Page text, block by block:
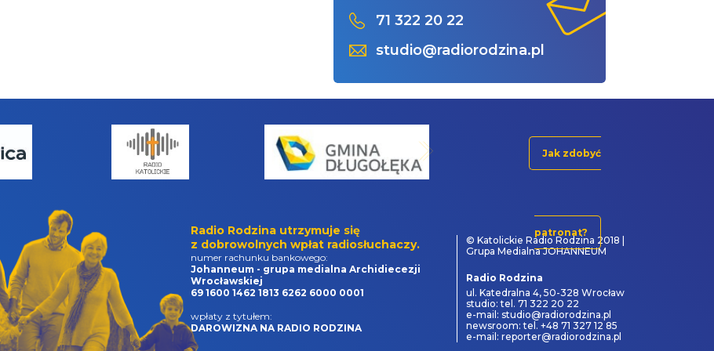
71 322 20 22
studio@radiorodzina.pl
Jak zdobyć
patronat?
Radio Rodzina utrzymuje się
z dobrowolnych wpłat radiosłuchaczy.
numer rachunku bankowego:
Johanneum - grupa medialna Archidiecezji
Wrocławskiej
69 1600 1462 1813 6262 6000 0001
wpłaty z tytułem:
DAROWIZNA NA RADIO RODZINA
© Katolickie Radio Rodzina 2018 |
Grupa Medialna JOHANNEUM
Radio Rodzina
ul. Katedralna 4, 50-328 Wrocław
studio: tel. 71 322 20 22
e-mail: studio@radiorodzina.pl
newsroom: tel. +48 71 327 12 85
e-mail: reporter@radiorodzina.pl